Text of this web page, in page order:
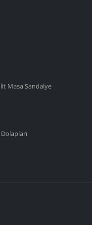
Masa Sandalye